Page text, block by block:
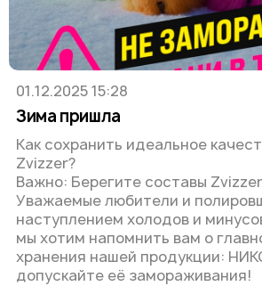
01.12.2025 15:28
Зима пришла
Как сохранить идеальное
Zvizzer?
Важно: Берегите составы
Уважаемые любители и
наступлением холодов и
мы хотим напомнить вам о
хранения нашей продукции:
допускайте её замораживания!